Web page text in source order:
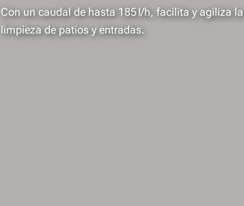
Con un caudal de hasta 185 l/h, facilita y agiliza la
limpieza de patios y entradas.